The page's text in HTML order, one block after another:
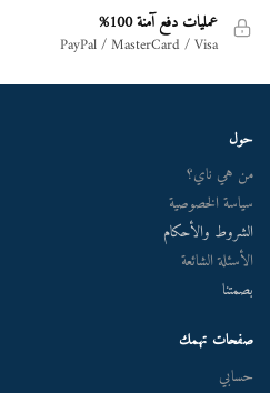
عمليات دفع آمنة 100%
PayPal / MasterCard / Visa
حول
من هي ناي؟
سياسة الخصوصية
الشروط والأحكام
الأسئلة الشائعة
بصمتنا
صفحات تهمك
حسابي